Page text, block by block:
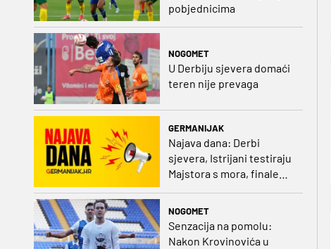
pobjednicima
NOGOMET
U Derbiju sjevera domaći
teren nije prevaga
GERMANIJAK
Najava dana: Derbi
sjevera, Istrijani testiraju
Majstora s mora, finale
Francuza
NOGOMET
Senzacija na pomolu:
Nakon Krovinovića u